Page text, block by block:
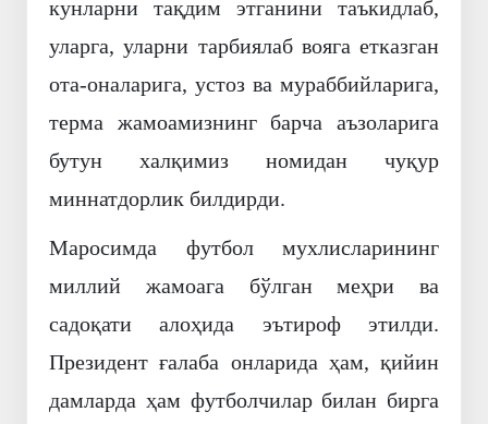
кунларни тақдим этганини таъкидлаб,
уларга, уларни тарбиялаб вояга етказган
ота-оналарига, устоз ва мураббийларига,
терма жамоамизнинг барча аъзоларига
бутун халқимиз номидан чуқур
миннатдорлик билдирди.
Маросимда футбол мухлисларининг
миллий жамоага бўлган меҳри ва
садоқати алоҳида эътироф этилди.
Президент ғалаба онларида ҳам, қийин
дамларда ҳам футболчилар билан бирга